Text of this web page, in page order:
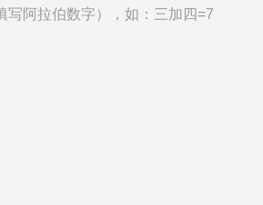
写阿拉伯数字），如：三加四=7